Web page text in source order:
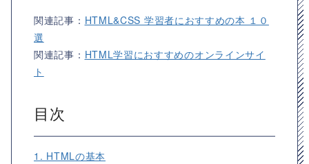
関連記事： HTML&CSS 学習者におすすめの本 １０
選
関連記事： HTML学習におすすめのオンラインサイ
ト
目次
1. HTMLの基本